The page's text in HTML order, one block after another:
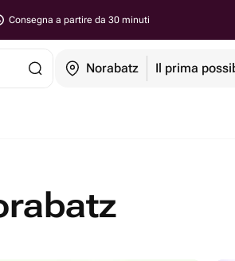
Consegna a partire da 30 minuti
Norabatz Il prima